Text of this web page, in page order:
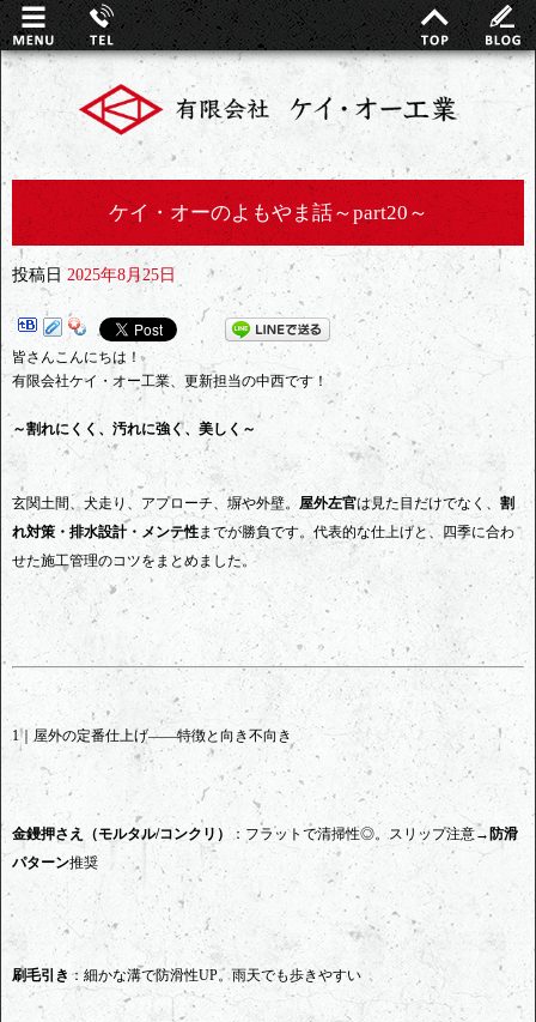
ケイ・オーのよもやま話～part20～
投稿日 2025年8月25日
皆さんこんにちは！
有限会社ケイ・オー工業、更新担当の中西です！
～割れにくく、汚れに強く、美しく～
玄関土間、犬走り、アプローチ、塀や外壁。屋外左官は見た目だけでなく、 割
れ対策・排水設計・メンテ性までが勝負です。代表的な仕上げと、四季に合わ
せた施工管理のコツをまとめました。
1｜屋外の定番仕上げ——特徴と向き不向き
金鏝押さえ（モルタル/コンクリ） ：フラットで清掃性◎。スリップ注意→ 防滑
パターン推奨
刷毛引き ：細かな溝で防滑性UP。雨天でも歩きやすい